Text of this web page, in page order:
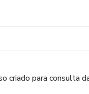
criado para consulta